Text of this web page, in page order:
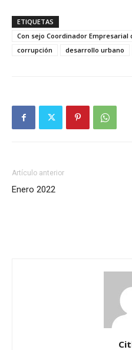
ETIQUETAS
Con sejo Coordinador Empresarial
corrupción
desarrollo urbano
Artículo anterior
Enero 2022